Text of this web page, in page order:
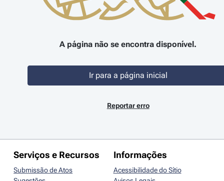
A página não se encontra disponível.
Ir para a página inicial
Reportar erro
Serviços e Recursos
Submissão de Atos
Informações
Acessibilidade do Sítio